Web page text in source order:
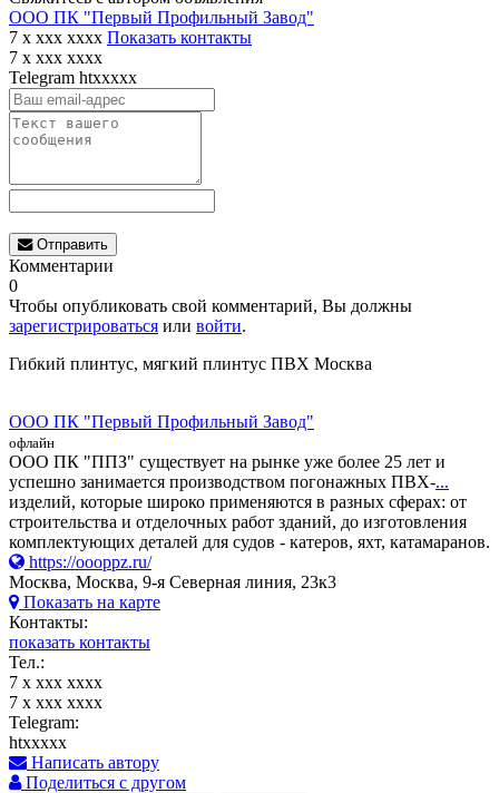
ООО ПК "Первый Профильный Завод"
7 x xxx xxxx Показать контакты
7 x xxx xxxx
Telegram htxxxxx
Отправить
Комментарии
0
Чтобы опубликовать свой комментарий, Вы должны
зарегистрироваться или войти.
Гибкий плинтус, мягкий плинтус ПВХ Москва
ООО ПК "Первый Профильный Завод"
офлайн
ООО ПК "ППЗ" существует на рынке уже более 25 лет и
успешно занимается производством погонажных ПВХ-...
изделий, которые широко применяются в разных сферах: от
строительства и отделочных работ зданий, до изготовления
комплектующих деталей для судов - катеров, яхт, катамаранов.
https://oooppz.ru/
Москва, Москва, 9-я Северная линия, 23к3
Показать на карте
Контакты:
показать контакты
Тел.:
7 x xxx xxxx
7 x xxx xxxx
Telegram:
htxxxxx
Написать автору
Поделиться с другом